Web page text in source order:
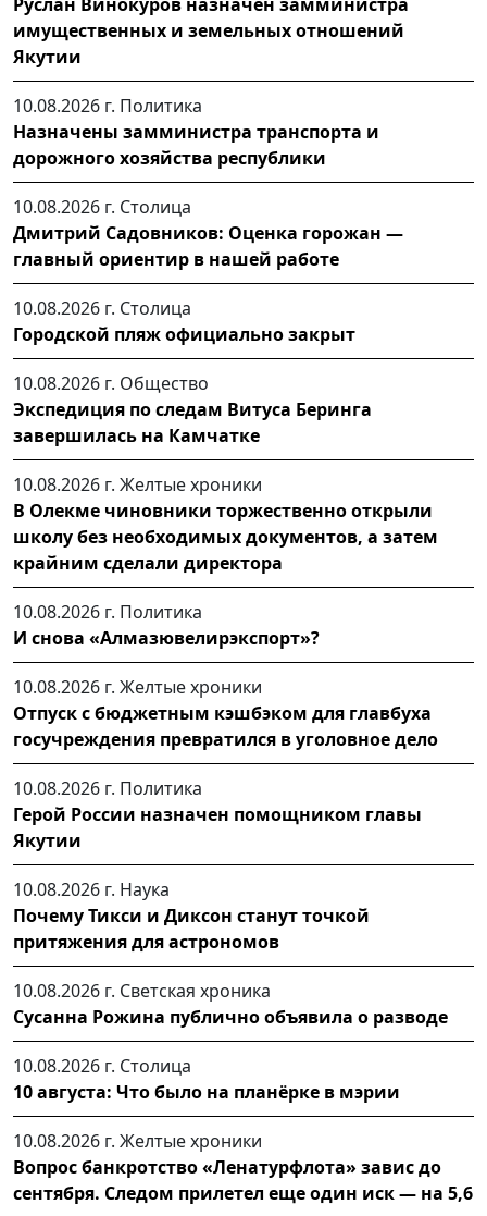
имущественных и земельных отношений
Якутии
10.08.2026 г. Политика
Назначены замминистра транспорта и
дорожного хозяйства республики
10.08.2026 г. Столица
Дмитрий Садовников: Оценка горожан —
главный ориентир в нашей работе
10.08.2026 г. Столица
Городской пляж официально закрыт
10.08.2026 г. Общество
Экспедиция по следам Витуса Беринга
завершилась на Камчатке
10.08.2026 г. Желтые хроники
В Олекме чиновники торжественно открыли
школу без необходимых документов, а затем
крайним сделали директора
10.08.2026 г. Политика
И снова «Алмазювелирэкспорт»?
10.08.2026 г. Желтые хроники
Отпуск с бюджетным кэшбэком для главбуха
госучреждения превратился в уголовное дело
10.08.2026 г. Политика
Герой России назначен помощником главы
Якутии
10.08.2026 г. Наука
Почему Тикси и Диксон станут точкой
притяжения для астрономов
10.08.2026 г. Светская хроника
Сусанна Рожина публично объявила о разводе
10.08.2026 г. Столица
10 августа: Что было на планёрке в мэрии
10.08.2026 г. Желтые хроники
Вопрос банкротство «Ленатурфлота» завис до
сентября. Следом прилетел еще один иск — на 5,6